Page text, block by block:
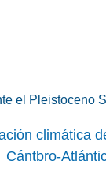
el Pleistoceno